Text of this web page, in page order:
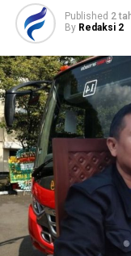
Published 2
By Redaksi 2